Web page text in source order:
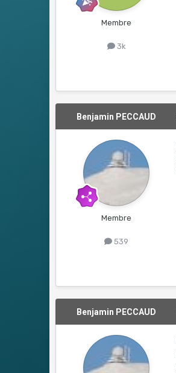
Membre
3k
Benjamin PECCAUD
Membre
539
Benjamin PECCAUD